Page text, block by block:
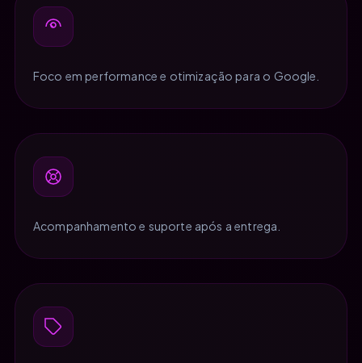
Foco em performance e otimização para o Google.
Acompanhamento e suporte após a entrega.